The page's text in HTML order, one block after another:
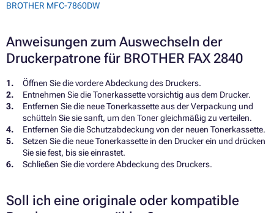
BROTHER MFC-7860DW
Anweisungen zum Auswechseln der
Druckerpatrone für BROTHER FAX 2840
Öffnen Sie die vordere Abdeckung des Druckers.
Entnehmen Sie die Tonerkassette vorsichtig aus dem Drucker.
Entfernen Sie die neue Tonerkassette aus der Verpackung und
schütteln Sie sie sanft, um den Toner gleichmäßig zu verteilen.
Entfernen Sie die Schutzabdeckung von der neuen Tonerkassette.
Setzen Sie die neue Tonerkassette in den Drucker ein und drücken
Sie sie fest, bis sie einrastet.
Schließen Sie die vordere Abdeckung des Druckers.
Soll ich eine originale oder kompatible